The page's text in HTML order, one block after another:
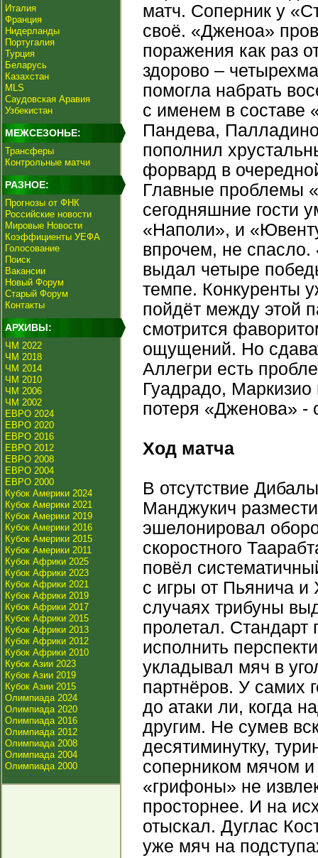
Италия
Франция
Нидерланды
Португалия
Турция
Беларусь
Казахстан
MLS
Саудовская Аравия
Узбекистан
МЕЖСЕЗОНЬЕ:
Трансферы
Контрольные матчи
РАЗНОЕ:
Прогнозы от ФНК
Российские новости
Мировые Новости
Коэффициенты УЕФА
Голосование
Поиск
Вакансии
Новый Форум
Старый Форум
Контакты
АРХИВЫ:
ЧМ 2022
ЧМ 2018
ЧМ 2014
ЧМ 2010
ЧМ 2006
ЧМ 2002
ЕВРО 2024
ЕВРО 2020
ЕВРО 2016
ЕВРО 2012
ЕВРО 2008
ЕВРО 2004
ЕВРО 2000
Кубок Америки 2024
Кубок Америки 2021
Кубок Америки 2019
Кубок Америки 2016
Кубок Америки 2015
Кубок Америки 2011
Кубок Африки 2025
Кубок Африки 2023
Кубок Африки 2021
Кубок Африки 2019
Кубок Африки 2017
Кубок Африки 2015
Кубок Африки 2013
Кубок Африки 2012
Кубок Африки 2010
Кубок Азии 2023
Кубок Азии 2019
Кубок Азии 2015
Олимпиада 2024
Олимпиада 2020
Олимпиада 2016
Олимпиада 2012
Олимпиада 2008
Олимпиада 2004
Олимпиада 2000
матч. Соперник у
своё. «Дженоа»
поражения как раз
здорово –
помогла набрать
с именем в составе
Пандева,
пополнил
форвард в
Главные проблемы
сегодняшние гости
«Наполи», и
впрочем, не
выдал четыре
темпе. Конкуренты
пойдёт между этой
смотрится
ощущений. Но
Аллегри есть
Гуадрадо,
потеря «Дженова»
Ход матча
В отсутствие
Манджукич
эшелонировал
скоростного
повёл
с игры от Пьянича и
случаях трибуны
пролетал. Стандарт
исполнить
укладывал мяч в
партнёров. У самих
до атаки ли, когда
другим. Не сумев
десятиминутку,
соперником мячом и
«грифоны» не
просторнее. И на
отыскал. Дуглас
уже мяч на